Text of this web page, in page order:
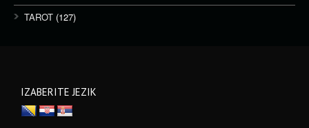
TAROT (127)
IZABERITE JEZIK